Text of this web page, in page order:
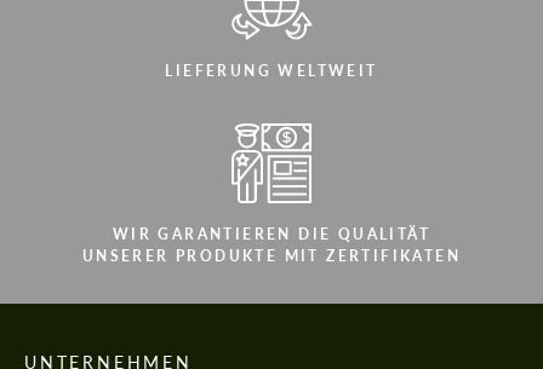
LIEFERUNG WELTWEIT
WIR GARANTIEREN DIE QUALITÄT
UNSERER PRODUKTE MIT ZERTIFIKATEN
UNTERNEHMEN